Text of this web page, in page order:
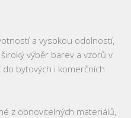
a vysokou odolností,
široký výběr barev a vzorů v
do bytových i komerčních
z obnovitelných materiálů,